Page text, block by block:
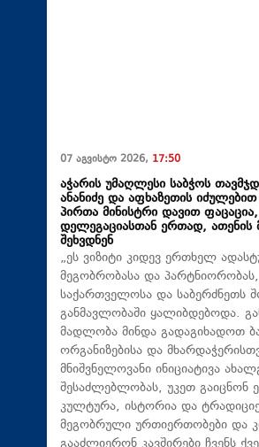
07 აგვისტო 2026, 17:50
აჭარის უმაღლესი საბჭოს
ანანიძე და აფხაზეთის
პირთა მინისტრი დავით
დელეგაციასთან ერთად, ათენის
შეხვდნენ
„ეს ვიზიტი კიდევ ერთხელ
მეგობრობასა და
საქართველოსა და საბერძნეთს
განმავლობაში ყალიბდებოდა.
მადლობა მინდა გადაგიხადოთ
ორგანიზებისა და
მნიშვნელოვანი ინიციატივა
შესაძლებლობას, უკეთ გაიცნონ
კულტურა, ისტორია და
მეგობრული ურთიერთობები და